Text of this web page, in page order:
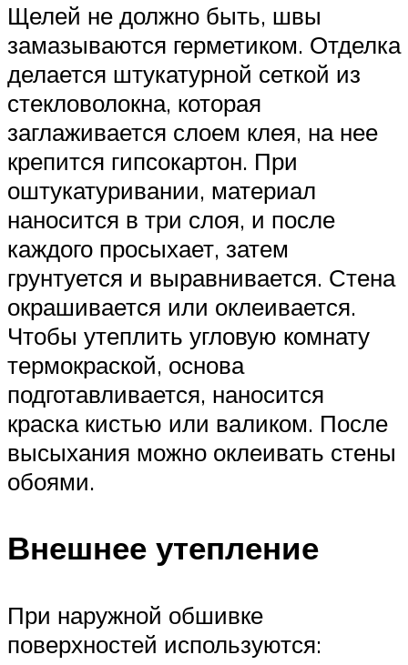
Щелей не должно быть, швы
замазываются герметиком. Отделка
делается штукатурной сеткой из
стекловолокна, которая
заглаживается слоем клея, на нее
крепится гипсокартон. При
оштукатуривании, материал
наносится в три слоя, и после
каждого просыхает, затем
грунтуется и выравнивается. Стена
окрашивается или оклеивается.
Чтобы утеплить угловую комнату
термокраской, основа
подготавливается, наносится
краска кистью или валиком. После
высыхания можно оклеивать стены
обоями.
Внешнее утепление
При наружной обшивке
поверхностей используются: